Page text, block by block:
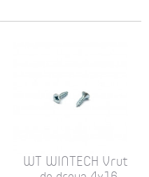
WT WINTECH Vrut